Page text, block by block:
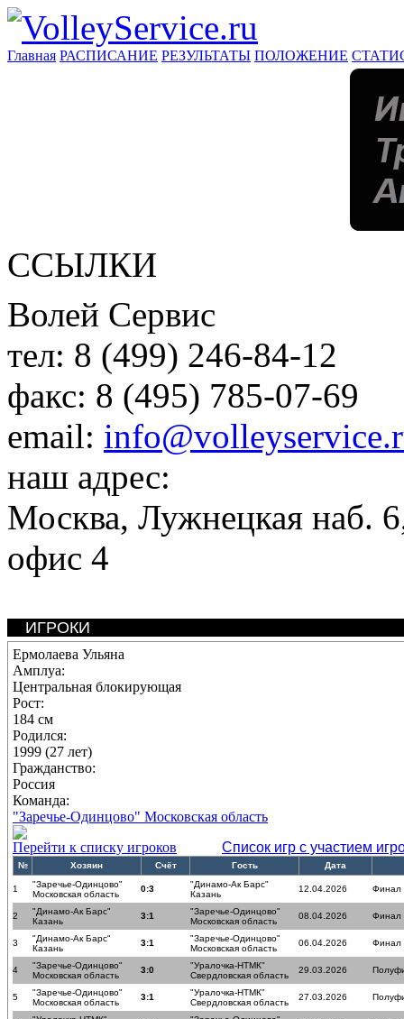
Главная РАСПИСАНИЕ РЕЗУЛЬТАТЫ ПОЛОЖЕНИЕ
ССЫЛКИ
Волей Сервис
тел: 8 (499) 246-84-12
факс: 8 (495) 785-07-69
email:
наш адрес:
Москва, Лужнецкая наб.
офис 4
ИГРОКИ
Ермолаева Ульяна
Амплуа:
Центральная блокирующая
Рост:
184 см
Родился:
1999 (27 лет)
Гражданство:
Россия
Команда:
"Заречье-Одинцово" Московская область
Перейти к списку игроков
Список игр с участием
№ Хозяин Счёт Гость Дата
1
"Заречье-Одинцово"
Московская область
0:3
"Динамо-Ак Барс"
Казань
12.04.2026 Финал
2
"Динамо-Ак Барс"
Казань
3:1
"Заречье-Одинцово"
Московская область
08.04.2026 Финал
3
"Динамо-Ак Барс"
Казань
3:1
"Заречье-Одинцово"
Московская область
06.04.2026 Финал
4
"Заречье-Одинцово"
Московская область
3:0
"Уралочка-НТМК"
Свердловская область
29.03.2026
5
"Заречье-Одинцово"
Московская область
3:1
"Уралочка-НТМК"
Свердловская область
27.03.2026